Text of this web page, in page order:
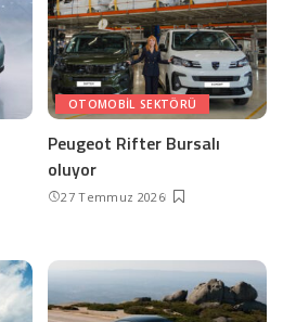
OTOMOBIL SEKTÖRÜ
Peugeot Rifter Bursalı
oluyor
27 Temmuz 2026